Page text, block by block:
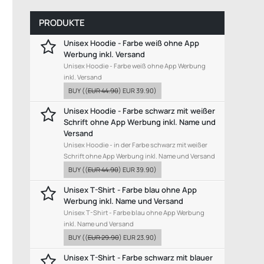
PRODUKTE
Unisex Hoodie - Farbe weiß ohne App
Werbung inkl. Versand
Unisex Hoodie - Farbe weiß ohne App Werbung
inkl. Versand
BUY ((EUR 44.90) EUR 39.90)
Unisex Hoodie - Farbe schwarz mit weißer
Schrift ohne App Werbung inkl. Name und
Versand
Unisex Hoodie - in der Farbe schwarz mit weißer
Schrift ohne App Werbung inkl. Name und Versand
BUY ((EUR 44.90) EUR 39.90)
Unisex T-Shirt - Farbe blau ohne App
Werbung inkl. Name und Versand
Unisex T-Shirt - Farbe blau ohne App Werbung
inkl. Name und Versand
BUY ((EUR 29.90) EUR 23.90)
Unisex T-Shirt - Farbe schwarz mit blauer